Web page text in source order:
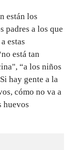
están los
padres a los que
estas
está tan
“a los niños
hay gente a la
cómo no va a
huevos